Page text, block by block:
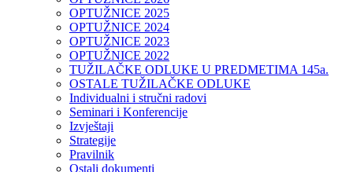
OPTUŽNICE 2025
OPTUŽNICE 2024
OPTUŽNICE 2023
OPTUŽNICE 2022
TUŽILAČKE ODLUKE U PREDMETIMA 145a.
OSTALE TUŽILAČKE ODLUKE
Individualni i stručni radovi
Seminari i Konferencije
Izvještaji
Strategije
Pravilnik
Ostali dokumenti